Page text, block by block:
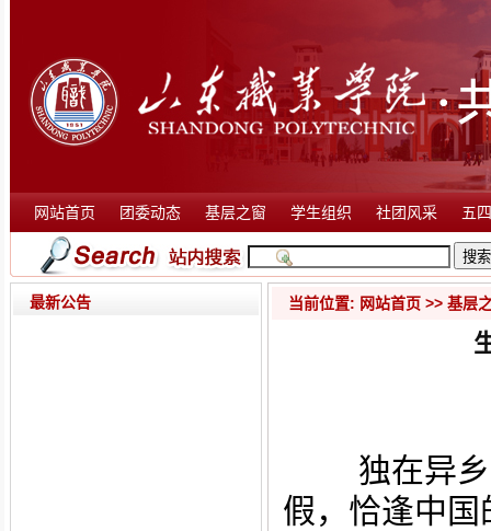
网站首页 团委动态 基层之窗 学生组织 社团风采 五
最新公告 当前位置: 网站首页 >> 基层
独在异
假，恰逢中